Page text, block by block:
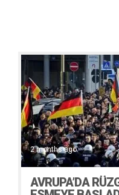
2 months ago
AVRUPA’DA